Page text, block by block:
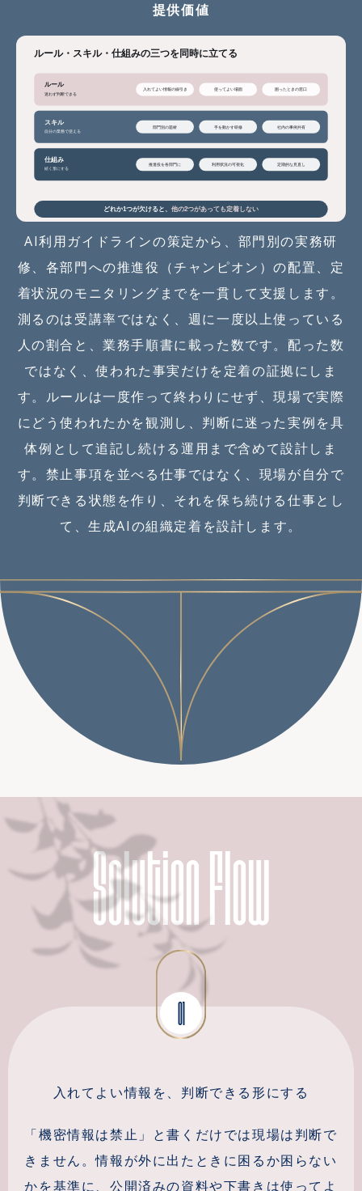
提供価値
AI利用ガイドラインの策定から、部門別の実務研
修、各部門への推進役（チャンピオン）の配置、定
着状況のモニタリングまでを一貫して支援します。
測るのは受講率ではなく、週に一度以上使っている
人の割合と、業務手順書に載った数です。配った数
ではなく、使われた事実だけを定着の証拠にしま
す。ルールは一度作って終わりにせず、現場で実際
にどう使われたかを観測し、判断に迷った実例を具
体例として追記し続ける運用まで含めて設計しま
す。禁止事項を並べる仕事ではなく、現場が自分で
判断できる状態を作り、それを保ち続ける仕事とし
て、生成AIの組織定着を設計します。
Solution Flow
01
入れてよい情報を、判断できる形にする
「機密情報は禁止」と書くだけでは現場は判断で
きません。情報が外に出たときに困るか困らない
かを基準に、公開済みの資料や下書きは使ってよ